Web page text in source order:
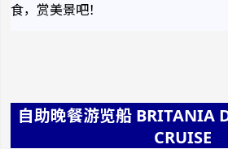
食，赏美景吧！
自助晚餐游览船 BRITANIA
CRUISE